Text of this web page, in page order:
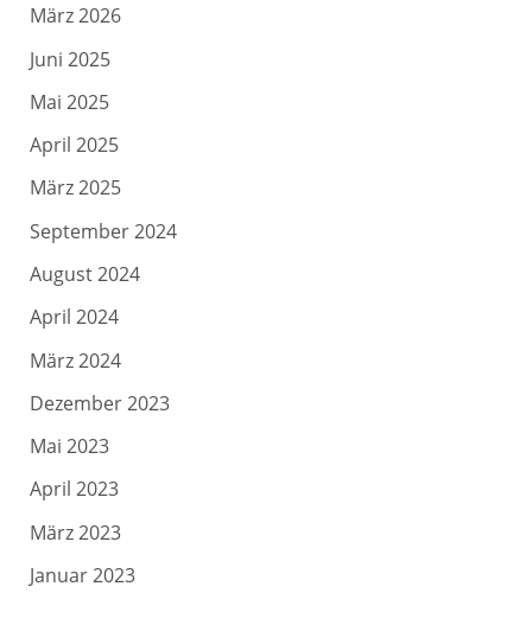
März 2026
Juni 2025
Mai 2025
April 2025
März 2025
September 2024
August 2024
April 2024
März 2024
Dezember 2023
Mai 2023
April 2023
März 2023
Januar 2023